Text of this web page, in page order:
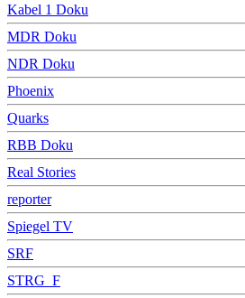
Kabel 1 Doku
MDR Doku
NDR Doku
Phoenix
Quarks
RBB Doku
Real Stories
reporter
Spiegel TV
SRF
STRG_F